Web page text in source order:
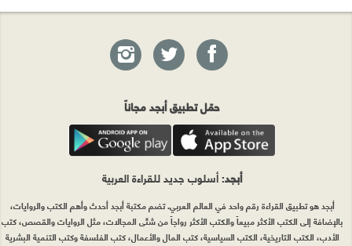
حمّل تطبيق أبجد مجاناً
أبجد: أسلوب جديد للقراءة العربية
أبجد هو تطبيق القراءة رقم واحد في العالم العربي. تضم مكتبة أبجد أحدث وأهم الكتب والروايات،
بالإضافة إلى الكتب الأكثر مبيعاً والكتب الأكثر رواجاً من شتّى المجالات، مثل الروايات والقصص، كتب
الأدب، الكتب التاريخية، الكتب السياسية، كتب المال والأعمال، كتب الفلسفة وكتب التنمية البشرية